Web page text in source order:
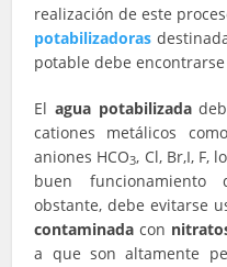
realización de este
potabilizadoras
potable debe
El agua potabilizada
cationes metálicos
aniones HCO3, Cl, Br,I, F,
buen funcionamiento
obstante, debe evitarse
contaminada con
a que son altamente